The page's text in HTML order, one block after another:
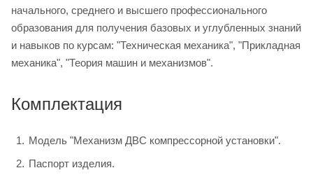
начального, среднего и высшего профессионального
образования для получения базовых и углубленных знаний
и навыков по курсам: "Техническая механика", "Прикладная
механика", "Теория машин и механизмов".
Комплектация
Модель "Механизм ДВС компрессорной установки".
Паспорт изделия.